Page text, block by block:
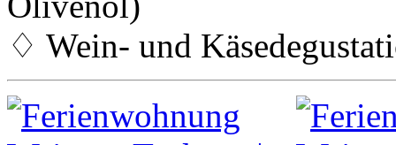
♢ Wein- und